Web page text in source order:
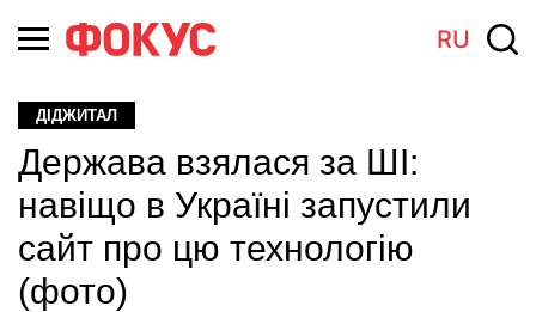
RU
ДІДЖИТАЛ
Держава взялася за ШІ:
навіщо в Україні запустили
сайт про цю технологію
(фото)